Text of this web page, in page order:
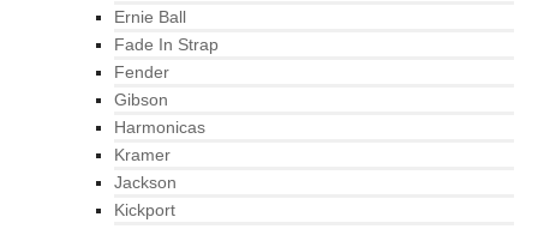
Ernie Ball
Fade In Strap
Fender
Gibson
Harmonicas
Kramer
Jackson
Kickport